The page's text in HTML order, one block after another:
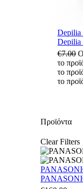
Depilia
Depilia
€7.00
το
το
το
Προϊόντα
Clear Filters